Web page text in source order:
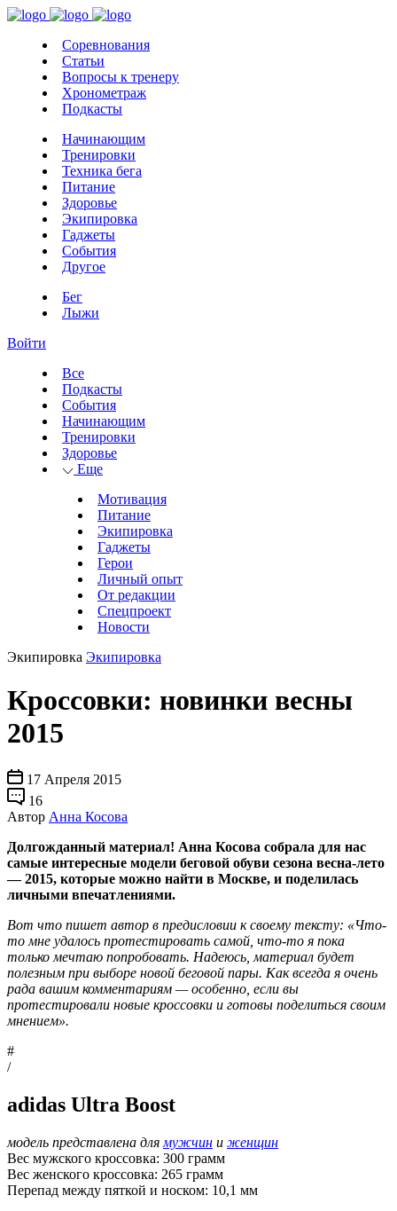
Соревнования
Статьи
Вопросы к тренеру
Хронометраж
Подкасты
Начинающим
Тренировки
Техника бега
Питание
Здоровье
Экипировка
Гаджеты
События
Другое
Бег
Лыжи
Войти
Все
Подкасты
События
Начинающим
Тренировки
Здоровье
Еще
Мотивация
Питание
Экипировка
Гаджеты
Герои
Личный опыт
От редакции
Спецпроект
Новости
Экипировка Экипировка
Кроссовки: новинки весны
2015
17 Апреля 2015
16
Автор Анна Косова
Долгожданный материал! Анна Косова собрала для нас
самые интересные модели беговой обуви сезона весна-лето
— 2015, которые можно найти в Москве, и поделилась
личными впечатлениями.
Вот что пишет автор в предисловии к своему тексту: «Что-
то мне удалось протестировать самой, что-то я пока
только мечтаю попробовать. Надеюсь, материал будет
полезным при выборе новой беговой пары. Как всегда я очень
рада вашим комментариям — особенно, если вы
протестировали новые кроссовки и готовы поделиться своим
мнением».
#
/
adidas Ultra Boost
модель представлена для мужчин и женщин
Вес мужского кроссовка: 300 грамм
Вес женского кроссовка: 265 грамм
Перепад между пяткой и носком: 10,1 мм